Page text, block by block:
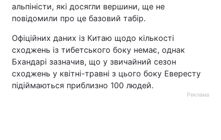
альпіністи, які досягли вершини, ще не
повідомили про це базовий табір.
Офіційних даних із Китаю щодо кількості
сходжень із тибетського боку немає, однак
Бхандарі зазначив, що у звичайний сезон
сходжень у квітні-травні з цього боку Евересту
підіймаються приблизно 100 людей.
Реклама